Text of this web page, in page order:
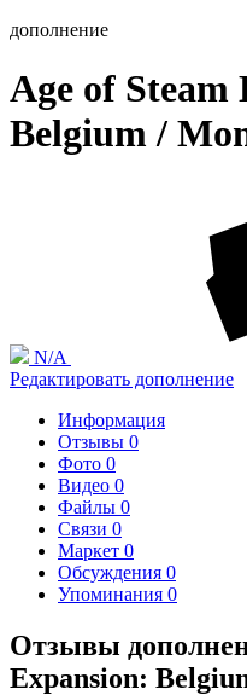
дополнение
Age of Steam
Belgium /
N/A
Редактировать дополнение
Информация
Отзывы 0
Фото 0
Видео 0
Файлы 0
Связи 0
Маркет 0
Обсуждения 0
Упоминания 0
Отзывы
Expansion: